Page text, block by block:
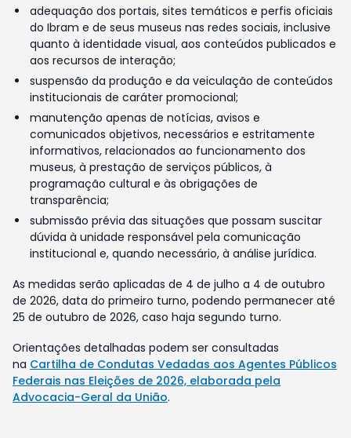
adequação dos portais, sites temáticos e perfis oficiais
do Ibram e de seus museus nas redes sociais, inclusive
quanto à identidade visual, aos conteúdos publicados e
aos recursos de interação;
suspensão da produção e da veiculação de conteúdos
institucionais de caráter promocional;
manutenção apenas de notícias, avisos e
comunicados objetivos, necessários e estritamente
informativos, relacionados ao funcionamento dos
museus, à prestação de serviços públicos, à
programação cultural e às obrigações de
transparência;
submissão prévia das situações que possam suscitar
dúvida à unidade responsável pela comunicação
institucional e, quando necessário, à análise jurídica.
As medidas serão aplicadas de 4 de julho a 4 de outubro
de 2026, data do primeiro turno, podendo permanecer até
25 de outubro de 2026, caso haja segundo turno.
Orientações detalhadas podem ser consultadas
na Cartilha de Condutas Vedadas aos Agentes Públicos
Federais nas Eleições de 2026, elaborada pela
Advocacia-Geral da União.